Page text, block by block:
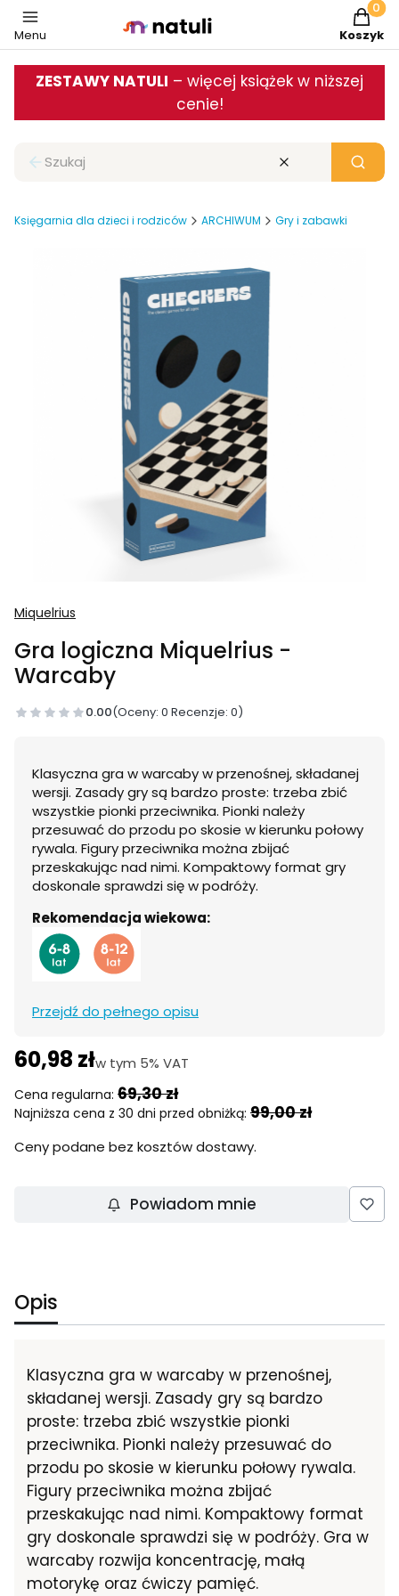
Menu Koszyk
ZESTAWY NATULI – więcej książek w niższej
cenie!
Zamknij wyszukiwarkę Wyczyść Szukaj
Księgarnia dla dzieci i rodziców ARCHIWUM Gry i zabawki
Miquelrius
Gra logiczna Miquelrius -
Warcaby
0.00(Oceny: 0 Recenzje: 0)
Klasyczna gra w warcaby w przenośnej, składanej
wersji. Zasady gry są bardzo proste: trzeba zbić
wszystkie pionki przeciwnika. Pionki należy
przesuwać do przodu po skosie w kierunku połowy
rywala. Figury przeciwnika można zbijać
przeskakując nad nimi. Kompaktowy format gry
doskonale sprawdzi się w podróży.
Rekomendacja wiekowa:
Przejdź do pełnego opisu
60,98 złw tym 5% VAT
w tym 5% VAT
Cena regularna: 69,30 zł
Najniższa cena z 30 dni przed obniżką: 99,00 zł
Ceny podane bez kosztów dostawy.
Powiadom mnie
Opis
Klasyczna gra w warcaby w przenośnej,
składanej wersji. Zasady gry są bardzo
proste: trzeba zbić wszystkie pionki
przeciwnika. Pionki należy przesuwać do
przodu po skosie w kierunku połowy rywala.
Figury przeciwnika można zbijać
przeskakując nad nimi. Kompaktowy format
gry doskonale sprawdzi się w podróży. Gra w
warcaby rozwija koncentrację, małą
motorykę oraz ćwiczy pamięć.